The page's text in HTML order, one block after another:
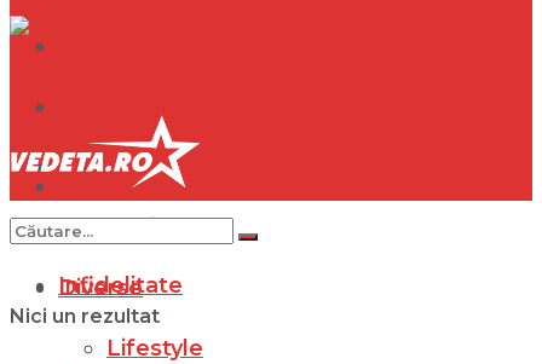
Sănătate
Internațional
Diverse
Lifestyle
Dramă
Infidelitate
Nici un rezultat